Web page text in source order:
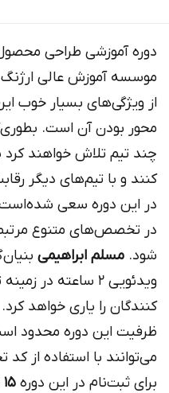
موسسه آموزش عالی ارژنگ
از ویژگی‌های بسیار خوب
محور بودن آن است.
کنند و با تیم‌های دیگر
در این دوره سعی شده‌است
در تخصص‌های متنوع
شود. مسلم ابراهیمی
ویدئویی 2 ساعته
کنندگان را یاری خواهد کرد.
ظرفیت این دوره محدود
می‌توانند با استفاده از کد
برای ثبت‌نام در این دوره ۱۵ درصد